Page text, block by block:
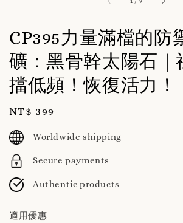
CP395力量滿檔的防
礦：黑骨幹太陽石｜
擋低頻！恢復活力！
Regular
price
NT$ 399
Worldwide shipping
Secure payments
Authentic products
適用優惠